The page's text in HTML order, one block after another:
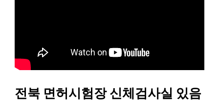
전북 면허시험장 신체검사실 있음